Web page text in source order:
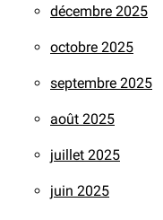
décembre 2025
octobre 2025
septembre 2025
août 2025
juillet 2025
juin 2025